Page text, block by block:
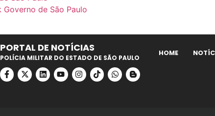
PORTAL DE NOTÍCIAS
POLÍCIA MILITAR DO ESTADO DE SÃO PAULO
HOME